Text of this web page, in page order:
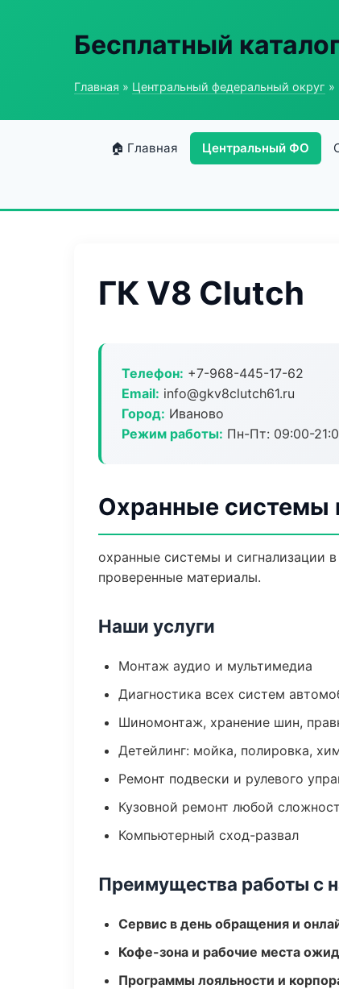
Бесплатный
Главная » Центральный федеральный округ »
🏠 Главная Центральный ФО
ГК V8 Clutch
Телефон: +7-968-445-17-62
Email: info@gkv8clutch61.ru
Город: Иваново
Режим работы: Пн-Пт: 09:00-
Охранные системы
охранные системы и сигнализации
проверенные материалы.
Наши услуги
Монтаж аудио и мультимедиа
Диагностика всех систем
Шиномонтаж, хранение шин,
Детейлинг: мойка, полировка,
Ремонт подвески и рулевого
Кузовной ремонт любой
Компьютерный сход-развал
Преимущества работы с
Сервис в день обращения и
Кофе-зона и рабочие места
Программы лояльности и